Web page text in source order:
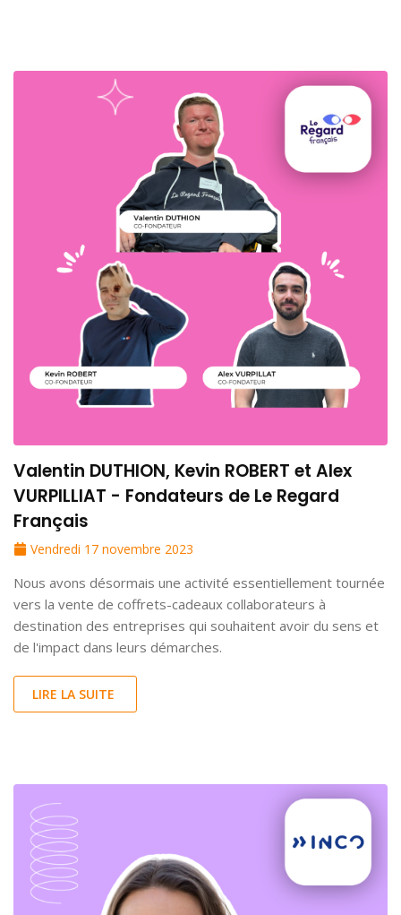
Valentin DUTHION, Kevin ROBERT et Alex
VURPILLIAT - Fondateurs de Le Regard
Français
Vendredi 17 novembre 2023
Nous avons désormais une activité essentiellement tournée
vers la vente de coffrets-cadeaux collaborateurs à
destination des entreprises qui souhaitent avoir du sens et
de l'impact dans leurs démarches.
LIRE LA SUITE